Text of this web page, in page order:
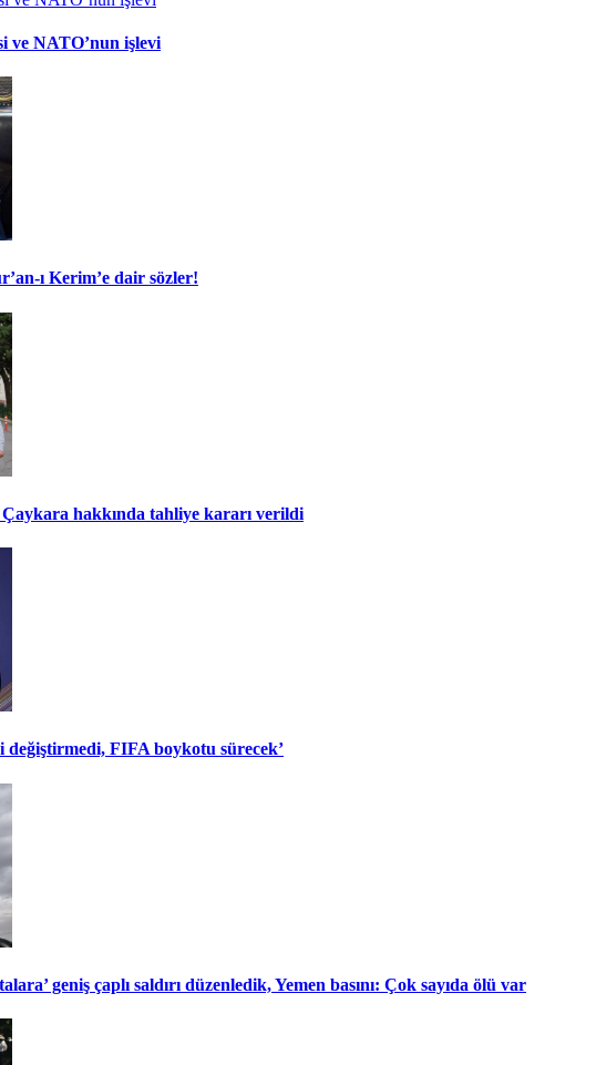
ve NATO’nun işlevi
ı Kerim’e dair sözler!
hakkında tahliye kararı verildi
FIFA boykotu sürecek’
geniş çaplı saldırı düzenledik, Yemen basını: Çok sayıda ölü var